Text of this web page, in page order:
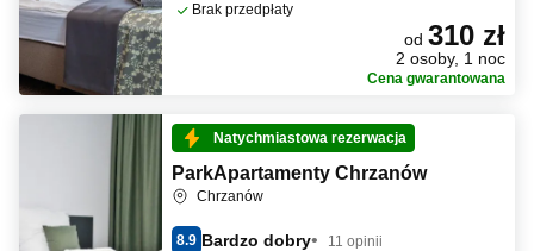
Brak przedpłaty
od 310 zł
2 osoby, 1 noc
Cena gwarantowana
Natychmiastowa rezerwacja
ParkApartamenty Chrzanów
Chrzanów
8.9 Bardzo dobry 11 opinii